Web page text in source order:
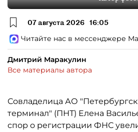
07 августа 2026 16:05
Читайте нас в мессенджере
Дмитрий Маракулин
Все материалы автора
Совладелица АО
терминал" (ПНТ) Елена
спор о регистрации ФНС